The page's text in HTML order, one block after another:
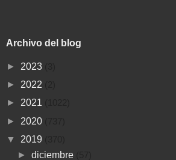
Archivo del blog
► 2023
► 2022
► 2021
► 2020
▼ 2019
► diciembre